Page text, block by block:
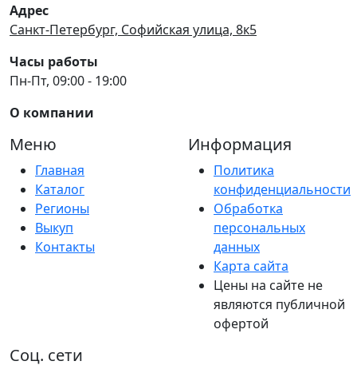
Адрес
Санкт-Петербург, Софийская улица, 8к5
Часы работы
Пн-Пт, 09:00 - 19:00
О компании
Меню
Главная
Каталог
Регионы
Выкуп
Контакты
Информация
Политика
конфиденциальности
Обработка
персональных
данных
Карта сайта
Цены на сайте не
являются публичной
офертой
Соц. сети